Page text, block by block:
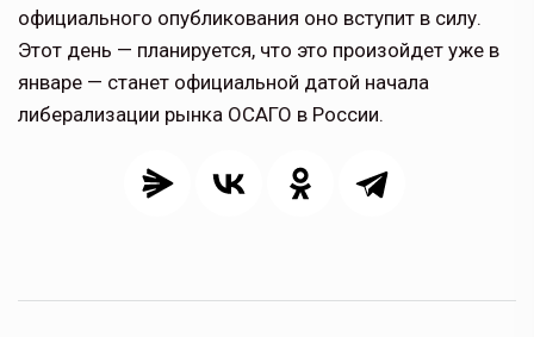
официального опубликования оно вступит в силу.
Этот день — планируется, что это произойдет уже в
январе — станет официальной датой начала
либерализации рынка ОСАГО в России.